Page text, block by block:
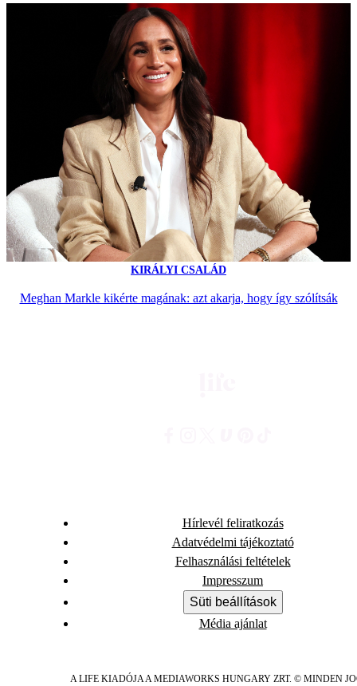
KIRÁLYI CSALÁD
Meghan Markle kikérte magának: azt akarja, hogy így szólítsák
Hírlevél feliratkozás
Adatvédelmi tájékoztató
Felhasználási feltételek
Impresszum
Süti beállítások
Média ajánlat
A LIFE KIADÓJA A MEDIAWORKS HUNGARY ZRT. © MINDEN